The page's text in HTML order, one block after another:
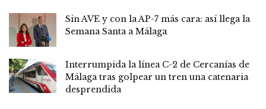
Sin AVE y con la AP-7 más cara: así llega la
Semana Santa a Málaga
Interrumpida la línea C-2 de Cercanías de
Málaga tras golpear un tren una catenaria
desprendida